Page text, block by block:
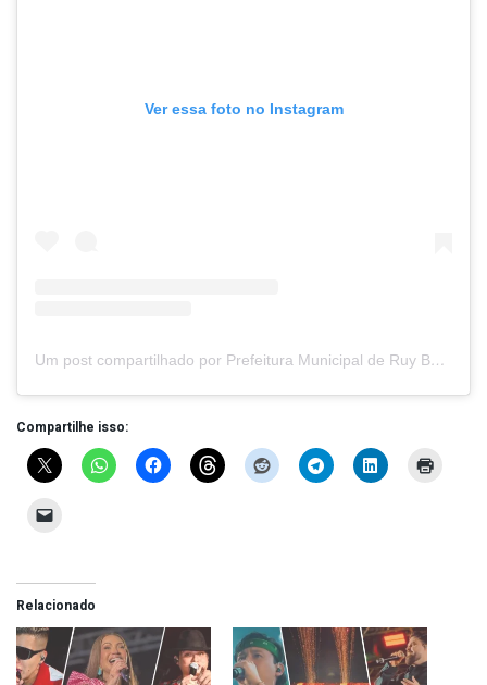
Ver essa foto no Instagram
Um post compartilhado por Prefeitura Municipal de Ruy Barbosa (@prefruy)
Compartilhe isso:
Relacionado